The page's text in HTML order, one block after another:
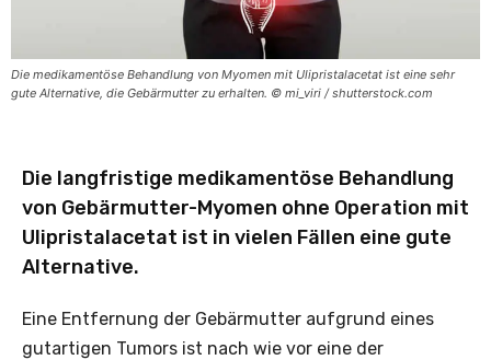
Die medikamentöse Behandlung von Myomen mit Ulipristalacetat ist eine sehr
gute Alternative, die Gebärmutter zu erhalten. © mi_viri / shutterstock.com
Die langfristige medikamentöse Behandlung
von Gebärmutter-Myomen ohne Operation mit
Ulipristalacetat ist in vielen Fällen eine gute
Alternative.
Eine Entfernung der Gebärmutter aufgrund eines
gutartigen Tumors ist nach wie vor eine der